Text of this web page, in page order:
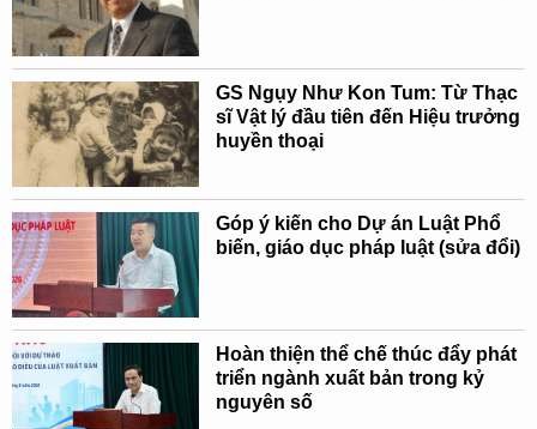
GS Ngụy Như Kon Tum: Từ Thạc
sĩ Vật lý đầu tiên đến Hiệu trưởng
huyền thoại
Góp ý kiến cho Dự án Luật Phổ
biến, giáo dục pháp luật (sửa đổi)
Hoàn thiện thể chế thúc đẩy phát
triển ngành xuất bản trong kỷ
nguyên số